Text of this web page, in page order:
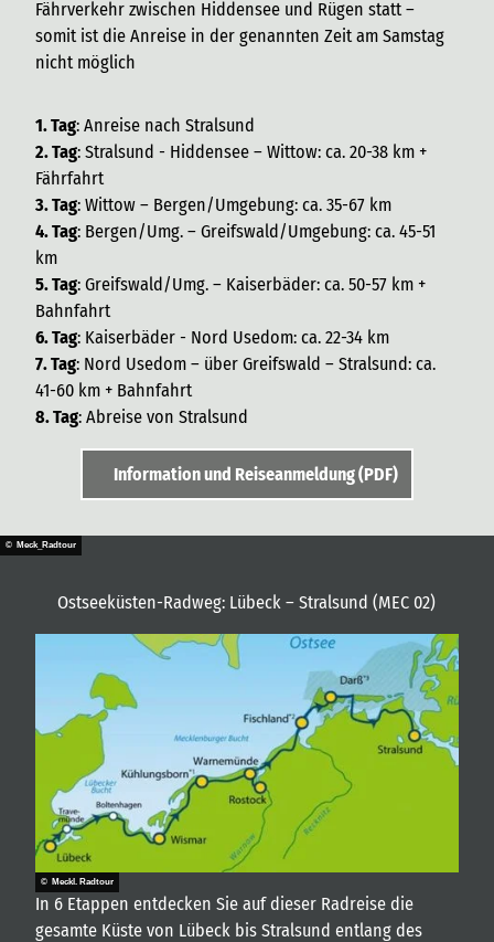
Fährverkehr zwischen Hiddensee und Rügen statt –
somit ist die Anreise in der genannten Zeit am Samstag
nicht möglich
1. Tag: Anreise nach Stralsund
2. Tag: Stralsund - Hiddensee – Wittow: ca. 20-38 km +
Fährfahrt
3. Tag: Wittow – Bergen/Umgebung: ca. 35-67 km
4. Tag: Bergen/Umg. – Greifswald/Umgebung: ca. 45-51
km
5. Tag: Greifswald/Umg. – Kaiserbäder: ca. 50-57 km +
Bahnfahrt
6. Tag: Kaiserbäder - Nord Usedom: ca. 22-34 km
7. Tag: Nord Usedom – über Greifswald – Stralsund: ca.
41-60 km + Bahnfahrt
8. Tag: Abreise von Stralsund
Information und Reiseanmeldung (PDF)
© Meck_Radtour
Ostseeküsten-Radweg: Lübeck – Stralsund (MEC 02)
© Meckl. Radtour
In 6 Etappen entdecken Sie auf dieser Radreise die
gesamte Küste von Lübeck bis Stralsund entlang des